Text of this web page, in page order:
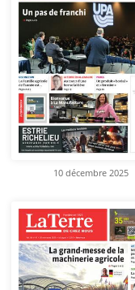
10 décembre 2025